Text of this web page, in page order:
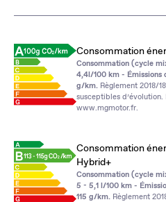
Consommation
Consommation (cycle
4,4l/100 km - Émissions
g/km. Règlement 2018/
susceptibles
www.mgmotor.fr.
Consommation
Hybrid+
Consommation (cycle
5 - 5,1 l/100 km -
115 g/km. Règlement